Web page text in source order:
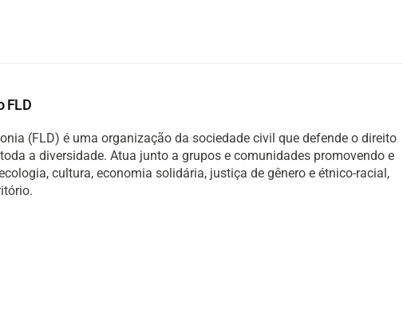
FLD
(FLD) é uma organização da sociedade civil que defende o direito
a diversidade. Atua junto a grupos e comunidades promovendo e
cultura, economia solidária, justiça de gênero e étnico-racial,